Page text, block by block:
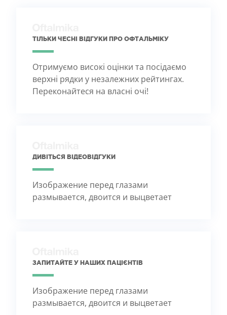
ТІЛЬКИ ЧЕСНІ ВІДГУКИ ПРО ОФТАЛЬМІКУ
Отримуємо високі оцінки та посідаємо
верхні рядки у незалежних рейтингах.
Переконайтеся на власні очі!
ДИВІТЬСЯ ВІДЕОВІДГУКИ
Изображение перед глазами
размывается, двоится и выцветает
ЗАПИТАЙТЕ У НАШИХ ПАЦІЄНТІВ
Изображение перед глазами
размывается, двоится и выцветает